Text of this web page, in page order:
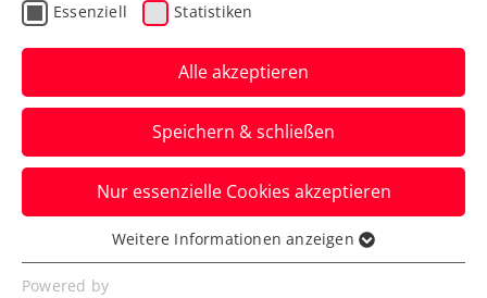
Generali Open Kitzbühel
starten mit Players Night
stilvoll in die
Turnierwoche
Die Bellini Cipriani Players Night im
Luxushotel Grand Tirolia Kitzbühel war
ein voller Erfolg.
Essenziell Statistiken
Alle akzeptieren
Speichern & schließen
Nur essenzielle Cookies akzeptieren
Essenziell
Essenzielle Cookies werden für grundlegende
Weitere Informationen anzeigen
Powered by